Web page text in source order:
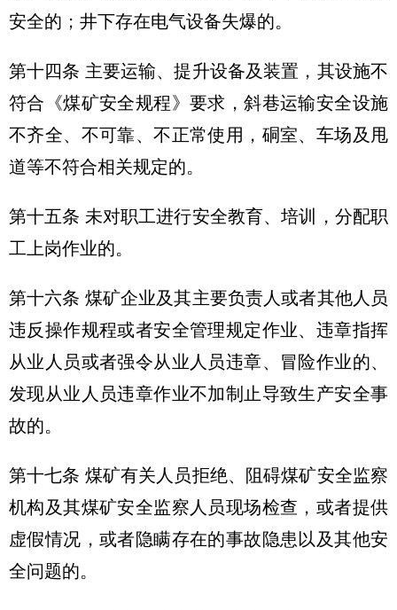
安全的；井下存在电气设备失爆的。
第十四条 主要运输、提升设备及装置，其设施不
符合《煤矿安全规程》要求，斜巷运输安全设施
不齐全、不可靠、不正常使用，硐室、车场及甩
道等不符合相关规定的。
第十五条 未对职工进行安全教育、培训，分配职
工上岗作业的。
第十六条 煤矿企业及其主要负责人或者其他人员
违反操作规程或者安全管理规定作业、违章指挥
从业人员或者强令从业人员违章、冒险作业的、
发现从业人员违章作业不加制止导致生产安全事
故的。
第十七条 煤矿有关人员拒绝、阻碍煤矿安全监察
机构及其煤矿安全监察人员现场检查，或者提供
虚假情况，或者隐瞒存在的事故隐患以及其他安
全问题的。